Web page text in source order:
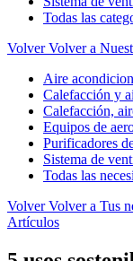
Todas las
Volver Volver a
Aire
Calefacción y
Calefacción,
Equipos de
Purificadores
Sistema de
Todas las
Volver Volver a Tus
Artículos